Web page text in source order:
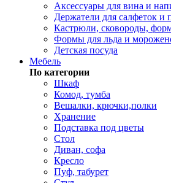
Аксессуары для вина и
Держатели для салфеток и
Кастрюли, сковороды,
Формы для льда и
Детская посуда
Мебель
По категории
Шкаф
Комод, тумба
Вешалки, крючки,полки
Хранение
Подставка под цветы
Стол
Диван, софа
Кресло
Пуф, табурет